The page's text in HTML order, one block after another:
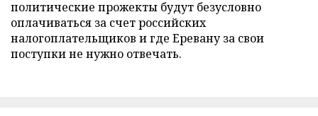
политические прожекты будут безусловно
оплачиваться за счет российских
налогоплательщиков и где Еревану за свои
поступки не нужно отвечать.